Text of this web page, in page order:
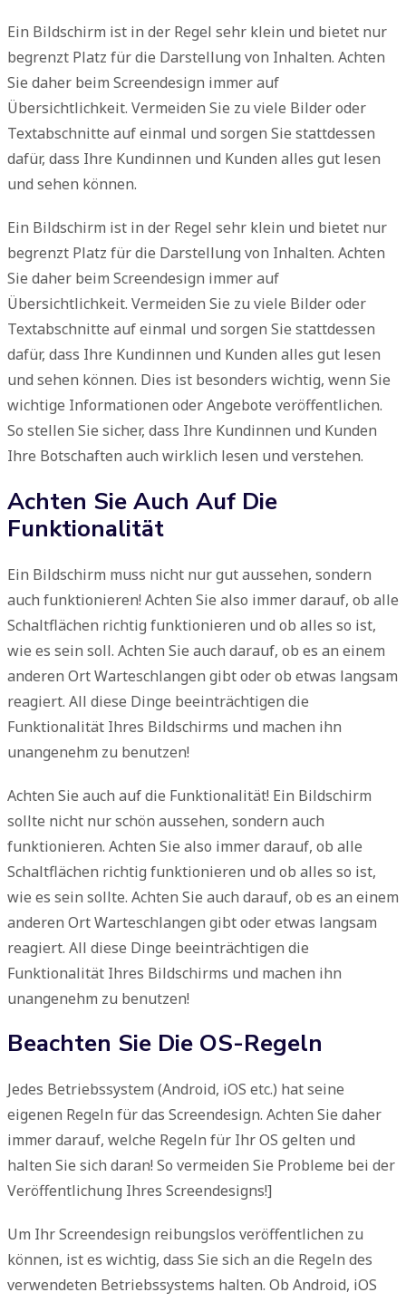
Ein Bildschirm ist in der Regel sehr klein und bietet nur
begrenzt Platz für die Darstellung von Inhalten. Achten
Sie daher beim Screendesign immer auf
Übersichtlichkeit. Vermeiden Sie zu viele Bilder oder
Textabschnitte auf einmal und sorgen Sie stattdessen
dafür, dass Ihre Kundinnen und Kunden alles gut lesen
und sehen können.
Ein Bildschirm ist in der Regel sehr klein und bietet nur
begrenzt Platz für die Darstellung von Inhalten. Achten
Sie daher beim Screendesign immer auf
Übersichtlichkeit. Vermeiden Sie zu viele Bilder oder
Textabschnitte auf einmal und sorgen Sie stattdessen
dafür, dass Ihre Kundinnen und Kunden alles gut lesen
und sehen können. Dies ist besonders wichtig, wenn Sie
wichtige Informationen oder Angebote veröffentlichen.
So stellen Sie sicher, dass Ihre Kundinnen und Kunden
Ihre Botschaften auch wirklich lesen und verstehen.
Achten Sie Auch Auf Die
Funktionalität
Ein Bildschirm muss nicht nur gut aussehen, sondern
auch funktionieren! Achten Sie also immer darauf, ob alle
Schaltflächen richtig funktionieren und ob alles so ist,
wie es sein soll. Achten Sie auch darauf, ob es an einem
anderen Ort Warteschlangen gibt oder ob etwas langsam
reagiert. All diese Dinge beeinträchtigen die
Funktionalität Ihres Bildschirms und machen ihn
unangenehm zu benutzen!
Achten Sie auch auf die Funktionalität! Ein Bildschirm
sollte nicht nur schön aussehen, sondern auch
funktionieren. Achten Sie also immer darauf, ob alle
Schaltflächen richtig funktionieren und ob alles so ist,
wie es sein sollte. Achten Sie auch darauf, ob es an einem
anderen Ort Warteschlangen gibt oder etwas langsam
reagiert. All diese Dinge beeinträchtigen die
Funktionalität Ihres Bildschirms und machen ihn
unangenehm zu benutzen!
Beachten Sie Die OS-Regeln
Jedes Betriebssystem (Android, iOS etc.) hat seine
eigenen Regeln für das Screendesign. Achten Sie daher
immer darauf, welche Regeln für Ihr OS gelten und
halten Sie sich daran! So vermeiden Sie Probleme bei der
Veröffentlichung Ihres Screendesigns!]
Um Ihr Screendesign reibungslos veröffentlichen zu
können, ist es wichtig, dass Sie sich an die Regeln des
verwendeten Betriebssystems halten. Ob Android, iOS